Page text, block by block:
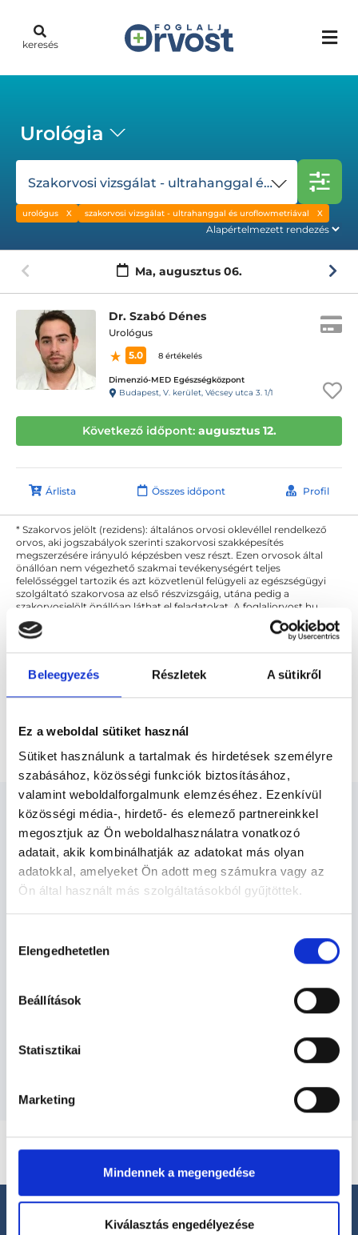
Beleegyezés Részletek A sütikről
Ez a weboldal sütiket használ
Sütiket használunk a tartalmak és hirdetések személyre
szabásához, közösségi funkciók biztosításához,
valamint weboldalforgalmunk elemzéséhez. Ezenkívül
közösségi média-, hirdető- és elemező partnereinkkel
megosztjuk az Ön weboldalhasználatra vonatkozó
adatait, akik kombinálhatják az adatokat más olyan
adatokkal, amelyeket Ön adott meg számukra vagy az
Ön által használt más szolgáltatásokból gyűjtöttek.
szabályzat:https://foglaljorvost.hu/info/foglaljorvost-
kiválasztása
Elengedhetetlen
Beállítások
Statisztikai
Marketing
Mindennek a megengedése
Kiválasztás engedélyezése
keresés
Urológia
Szakorvosi vizsgálat - ultrahanggal és uroflowmetriával
urológus szakorvosi vizsgálat - ultrahanggal és uroflowmetriával
Ma, augusztus 06.
Dr. Szabó Dénes
Urológus
5.0
8 értékelés
Dimenzió-MED Egészségközpont
Budapest, V. kerület, Vécsey utca 3. 1/1
Következő időpont: augusztus 12.
Árlista Összes időpont Profil
* Szakorvos jelölt (rezidens): általános orvosi oklevéllel rendelkező
orvos, aki jogszabályok szerinti szakorvosi szakképesítés
megszerzésére irányuló képzésben vesz részt. Ezen orvosok által
önállóan nem végezhető szakmai tevékenységért teljes
felelősséggel tartozik és azt közvetlenül felügyeli az egészségügyi
szolgáltató szakorvosa az első részvizsgáig, utána pedig a
szakorvosjelölt önállóan láthat el feladatokat. A foglaljorvost.hu
felelősségét kizárja esetleges névazonosságért bármely szakorvos
és szakorvosjelölt esetén.
uroflowmetriával
Urológus - Urológia
SZAKTERÜLETEK
Szolgáltatások
Budapesti és vidéki urológus orvosok